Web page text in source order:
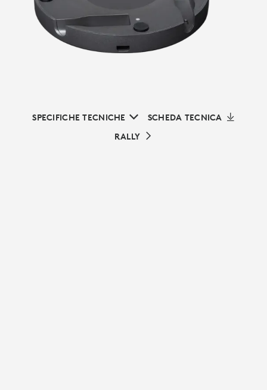
SPECIFICHE TECNICHE
SCHEDA TECNICA
RALLY